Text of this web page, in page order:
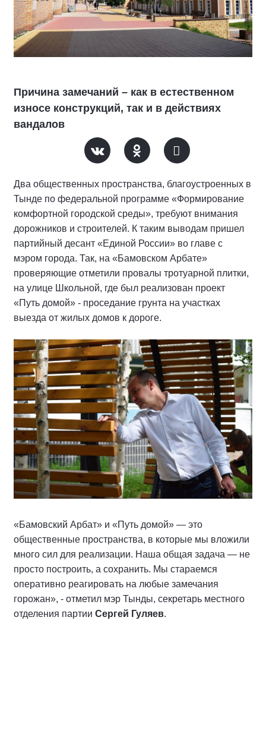
Причина замечаний – как в естественном
износе конструкций, так и в действиях
вандалов
Два общественных пространства, благоустроенных в
Тынде по федеральной программе «Формирование
комфортной городской среды», требуют внимания
дорожников и строителей. К таким выводам пришел
партийный десант «Единой России» во главе с
мэром города. Так, на «Бамовском Арбате»
проверяющие отметили провалы тротуарной плитки,
на улице Школьной, где был реализован проект
«Путь домой» - проседание грунта на участках
выезда от жилых домов к дороге.
«Бамовский Арбат» и «Путь домой» — это
общественные пространства, в которые мы вложили
много сил для реализации. Наша общая задача — не
просто построить, а сохранить. Мы стараемся
оперативно реагировать на любые замечания
горожан», - отметил мэр Тынды, секретарь местного
отделения партии Сергей Гуляев.